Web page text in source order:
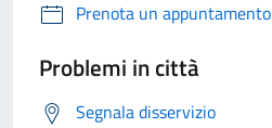
Prenota un appuntamento
Problemi in città
Segnala disservizio